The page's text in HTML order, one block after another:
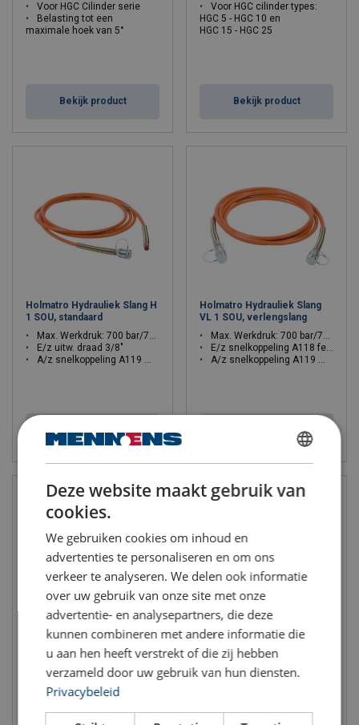
Voor HGC Cilinder serie
Belasting tot een
maximale hoek van 5°
Bekijk product
Voor HGC cilinder types:
HGC 5 - HGC 10 en
HGC 15 - HGC 25
Bekijk product
Holmatro Hydrauliek Slang H
1 SOU, standaard
Max. Werkdruk: 700 bar/70 Mpa
E/z uitw. draad 3/8"
A/z snelkoppeling A119 male
Bekijk product
Holmatro Hydrauliek Slang
VL 1 SOU, verlengslang
Max. Werkdruk: 700 bar/70 Mpa
E/z snelkoppeling A118 female
A/z snelkoppeling A119 male
Bekijk product
Holmatro accu-pomp
APEIRON HBP05S02 -
Enkelwerkend
Max. Werkdruk: 720 bar/72 Mpa
Incl. 2 accu's
exclusief lader
Holmatro accu-pomp
APEIRON HBP05D02 -
Dubbelwerkend
Max. Werkdruk: 720 bar/72 Mpa
DUTCH
ENGLISH TRANSLATION
Deze website maakt gebruik van
cookies.
We gebruiken cookies om inhoud en
advertenties te personaliseren en om ons
verkeer te analyseren. We delen ook informatie
over uw gebruik van onze site met onze
advertentie- en analysepartners, die deze
kunnen combineren met andere informatie die
u aan hen heeft verstrekt of die zij hebben
verzameld door uw gebruik van hun diensten.
Privacybeleid